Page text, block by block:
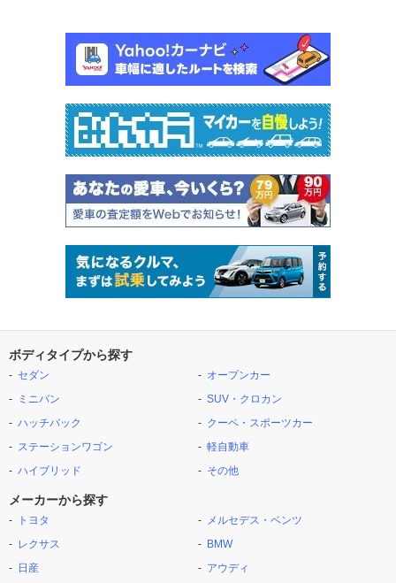
ボディタイプから探す
セダン
ミニバン
ハッチバック
ステーションワゴン
ハイブリッド
オープンカー
SUV・クロカン
クーペ・スポーツカー
軽自動車
その他
メーカーから探す
トヨタ
レクサス
日産
メルセデス・ベンツ
BMW
アウディ